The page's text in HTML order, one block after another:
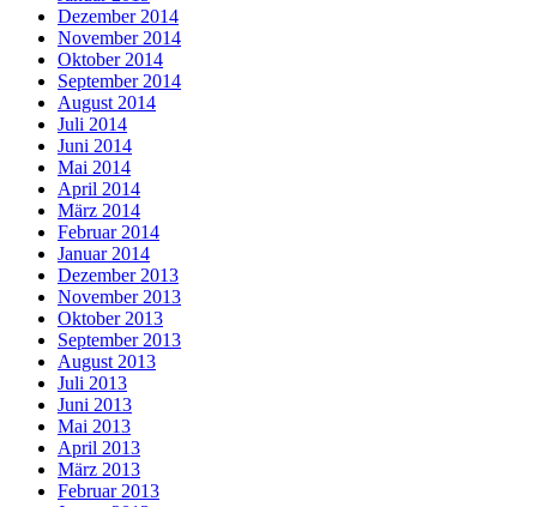
Dezember 2014
November 2014
Oktober 2014
September 2014
August 2014
Juli 2014
Juni 2014
Mai 2014
April 2014
März 2014
Februar 2014
Januar 2014
Dezember 2013
November 2013
Oktober 2013
September 2013
August 2013
Juli 2013
Juni 2013
Mai 2013
April 2013
März 2013
Februar 2013